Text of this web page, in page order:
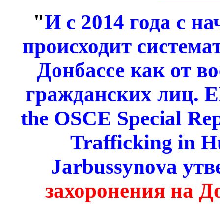
"И с 2014 года с
происходит
Донбассе как от
гражданских лиц.
the OSCE Special
Trafficking in
Jarbussynova
захоронения на